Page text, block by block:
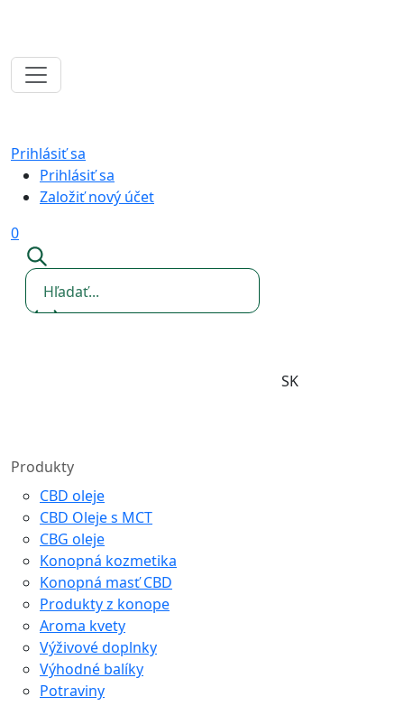
Prihlásiť sa
Prihlásiť sa
Založiť nový účet
0
SK
Produkty
CBD oleje
CBD Oleje s MCT
CBG oleje
Konopná kozmetika
Konopná masť CBD
Produkty z konope
Aroma kvety
Výživové doplnky
Výhodné balíky
Potraviny